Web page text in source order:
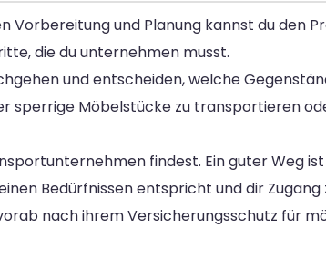
Vorbereitung und Planung kannst du den
die du unternehmen musst.
und entscheiden, welche
sperrige Möbelstücke zu transportieren
findest. Ein guter Weg
Bedürfnissen entspricht und dir
nach ihrem Versicherungsschutz für